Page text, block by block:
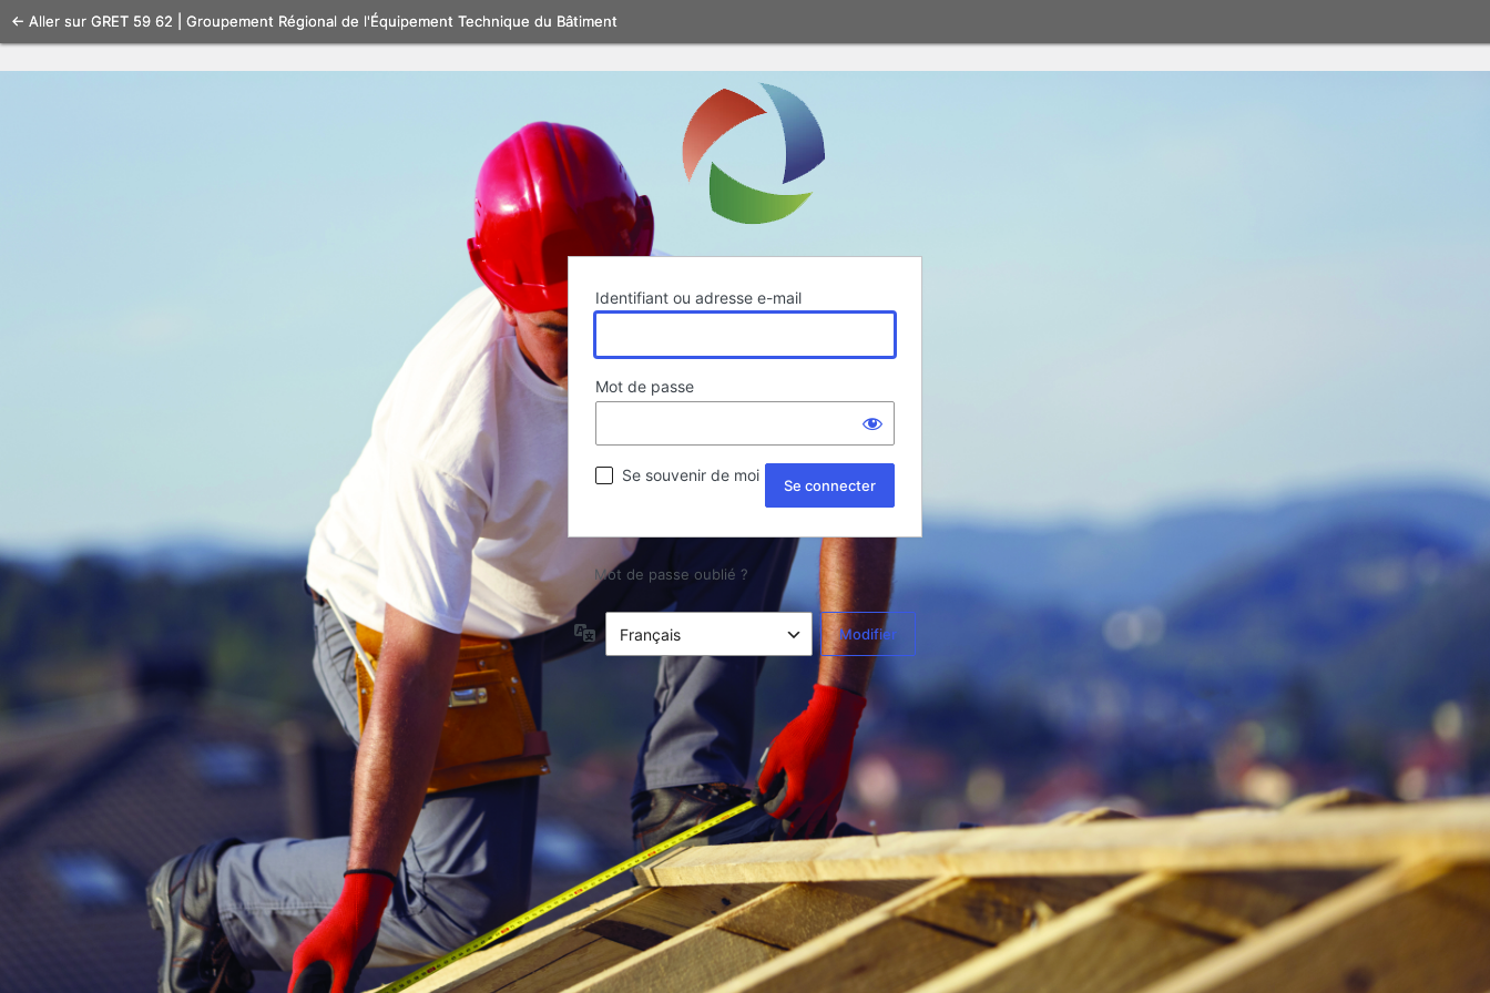
Se
connecter
Identifiant ou adresse e-mail
Mot de passe
Se souvenir de moi
Mot de passe oublié ?
← Aller sur GRET 59 62 | Groupement Régional de l'Équipement Technique du Bâtiment
Langue